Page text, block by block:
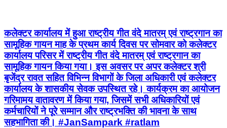
कलेक्टर कार्यालय में हुआ राष्ट्रीय गीत वंदे मातरम् एवं राष्ट्रगान का
सामूहिक गायन माह के प्रथम कार्य दिवस पर सोमवार को कलेक्टर
कार्यालय परिसर में राष्ट्रीय गीत वंदे मातरम् एवं राष्ट्रगान का
सामूहिक गायन किया गया। इस अवसर पर अपर कलेक्टर श्री
बृजेंद्र रावत सहित विभिन्न विभागों के जिला अधिकारी एवं कलेक्टर
कार्यालय के शासकीय सेवक उपस्थित रहे। कार्यक्रम का आयोजन
गरिमामय वातावरण में किया गया, जिसमें सभी अधिकारियों एवं
कर्मचारियों ने पूरे सम्मान और राष्ट्रभक्ति की भावना के साथ
सहभागिता की। #JanSampark #ratlam